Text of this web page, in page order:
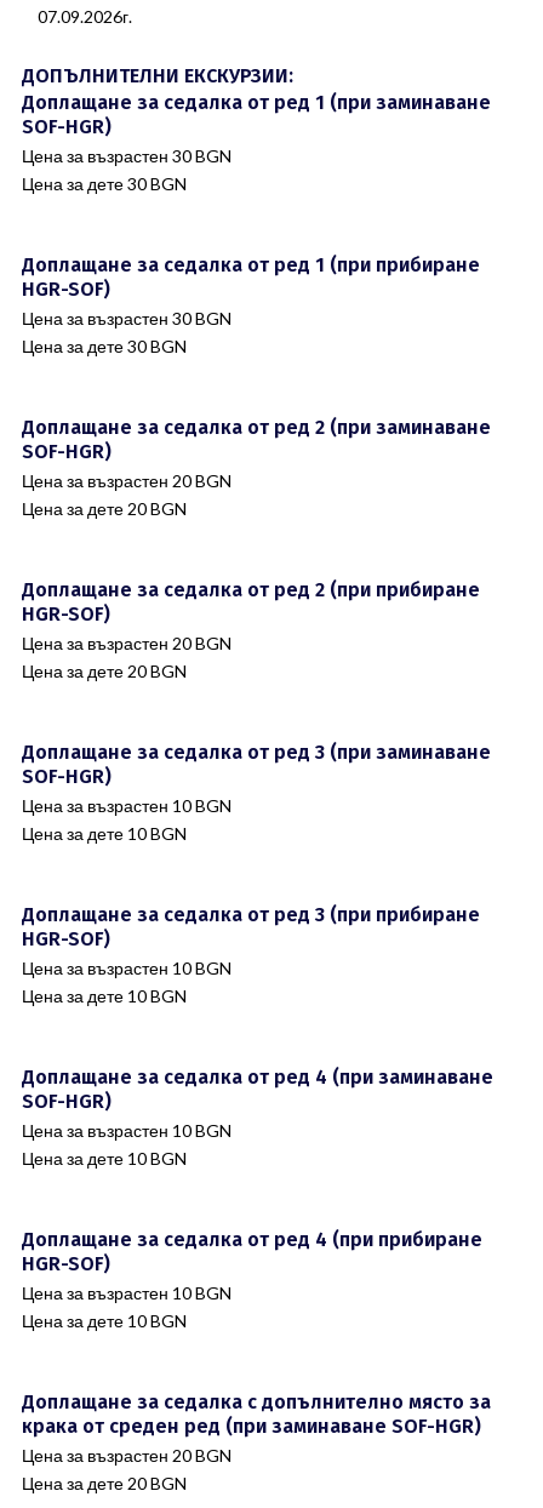
07.09.2026г.
ДОПЪЛНИТЕЛНИ ЕКСКУРЗИИ:
Доплащане за седалка от ред 1 (при заминаване
SOF-HGR)
Цена за възрастен 30 BGN
Цена за дете 30 BGN
Доплащане за седалка от ред 1 (при прибиране
HGR-SOF)
Цена за възрастен 30 BGN
Цена за дете 30 BGN
Доплащане за седалка от ред 2 (при заминаване
SOF-HGR)
Цена за възрастен 20 BGN
Цена за дете 20 BGN
Доплащане за седалка от ред 2 (при прибиране
HGR-SOF)
Цена за възрастен 20 BGN
Цена за дете 20 BGN
Доплащане за седалка от ред 3 (при заминаване
SOF-HGR)
Цена за възрастен 10 BGN
Цена за дете 10 BGN
Доплащане за седалка от ред 3 (при прибиране
HGR-SOF)
Цена за възрастен 10 BGN
Цена за дете 10 BGN
Доплащане за седалка от ред 4 (при заминаване
SOF-HGR)
Цена за възрастен 10 BGN
Цена за дете 10 BGN
Доплащане за седалка от ред 4 (при прибиране
HGR-SOF)
Цена за възрастен 10 BGN
Цена за дете 10 BGN
Доплащане за седалка с допълнително място за
крака от среден ред (при заминаване SOF-HGR)
Цена за възрастен 20 BGN
Цена за дете 20 BGN